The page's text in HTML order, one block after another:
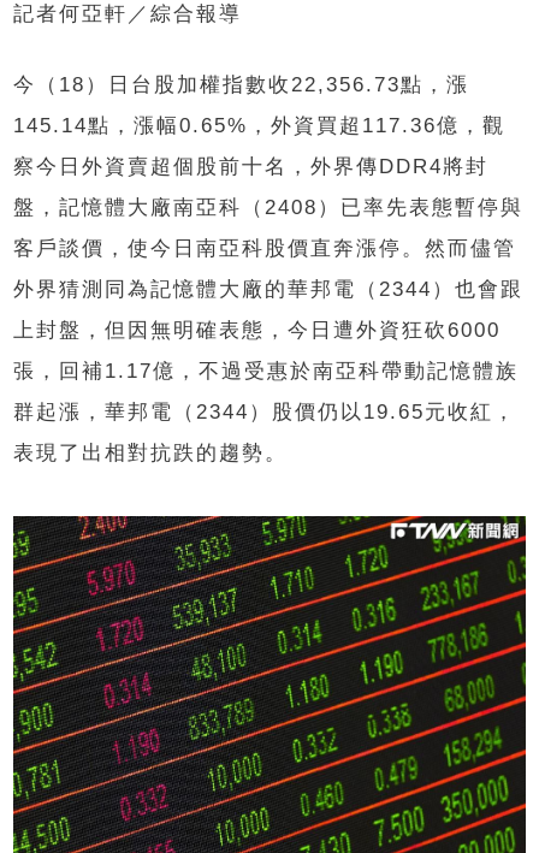
記者何亞軒／綜合報導
今（18）日台股加權指數收22,356.73點，漲
145.14點，漲幅0.65%，外資買超117.36億，觀
察今日外資賣超個股前十名，外界傳DDR4將封
盤，記憶體大廠南亞科（2408）已率先表態暫停與
客戶談價，使今日南亞科股價直奔漲停。然而儘管
外界猜測同為記憶體大廠的華邦電（2344）也會跟
上封盤，但因無明確表態，今日遭外資狂砍6000
張，回補1.17億，不過受惠於南亞科帶動記憶體族
群起漲，華邦電（2344）股價仍以19.65元收紅，
表現了出相對抗跌的趨勢。